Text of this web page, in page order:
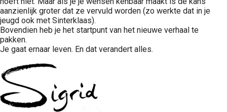
aanzienlijk groter dat ze vervuld worden (zo werkte dat in je
jeugd ook met Sinterklaas).
Bovendien heb je het startpunt van het nieuwe verhaal te
pakken.
Je gaat ernaar leven. En dat verandert alles.